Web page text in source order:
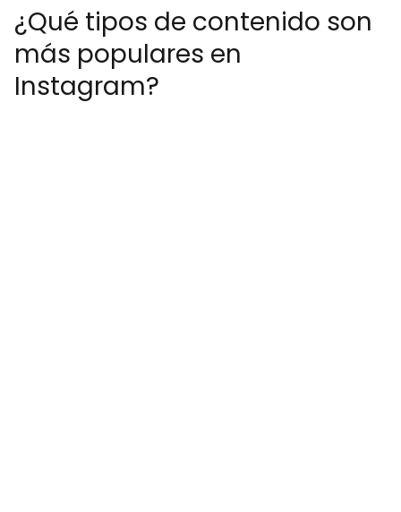
¿Qué tipos de contenido son
más populares en
Instagram?